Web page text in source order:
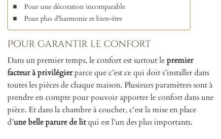
Pour une décoration incomparable
Pour plus d’harmonie et bien-être
Pour garantir le confort
Dans un premier temps, le confort est surtout lepremier
facteur à privilégierparce que c’est ce qui doit s’installer dans
toutes les pièces de chaque maison. Plusieurs paramètres sont à
prendre en compte pour pouvoir apporter le confort dans une
pièce. Et dans la chambre à coucher, c’est la mise en place
d’une belle parure de litqui est l’un des plus importants.